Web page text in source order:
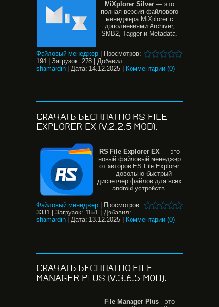
MiXplorer Silver — это
полная версия файлового
менеджера MiXplorer с
дополнениями Archiver,
SMB2, Tagger и Metadata.
Файловый менеджер
Просмотров:
194
Загрузок: 278
Добавил:
shamardin
Дата: 14.12.2025 Комментарии (0)
СКАЧАТЬ БЕСПЛАТНО RS FILE
EXPLORER EX (V.2.2.5 MOD).
RS File Explorer EX— это
новый файловый менеджер
от авторов ES File Explorer
— довольно быстрый
диспетчер файлов для всех
android устройств.
Файловый менеджер
Просмотров:
3381
Загрузок: 1151
Добавил:
shamardin
Дата: 13.12.2025 Комментарии (0)
СКАЧАТЬ БЕСПЛАТНО FILE
MANAGER PLUS (V.3.6.5 MOD).
File Manager Plus - это